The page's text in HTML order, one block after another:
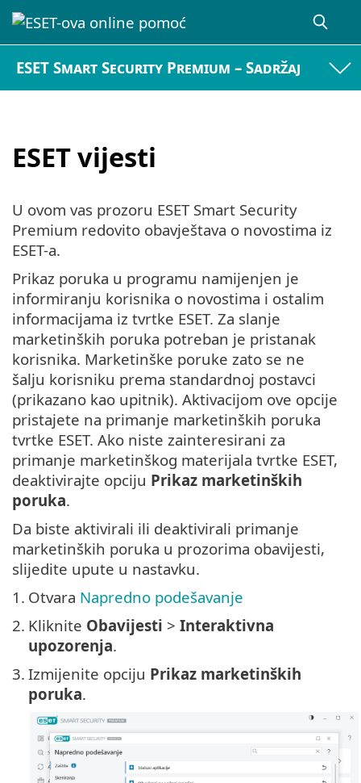
ESET Smart Security Premium – Sadržaj
ESET vijesti
U ovom vas prozoru ESET Smart Security
Premium redovito obavještava o novostima iz
ESET-a.
Prikaz poruka u programu namijenjen je
informiranju korisnika o novostima i ostalim
informacijama iz tvrtke ESET. Za slanje
marketinških poruka potreban je pristanak
korisnika. Marketinške poruke zato se ne
šalju korisniku prema standardnoj postavci
(prikazano kao upitnik). Aktivacijom ove opcije
pristajete na primanje marketinških poruka
tvrtke ESET. Ako niste zainteresirani za
primanje marketinškog materijala tvrtke ESET,
deaktivirajte opciju Prikaz marketinških
poruka.
Da biste aktivirali ili deaktivirali primanje
marketinških poruka u prozorima obavijesti,
slijedite upute u nastavku.
1. Otvara Napredno podešavanje
2. Kliknite Obavijesti > Interaktivna
upozorenja.
3. Izmijenite opciju Prikaz marketinških
poruka.